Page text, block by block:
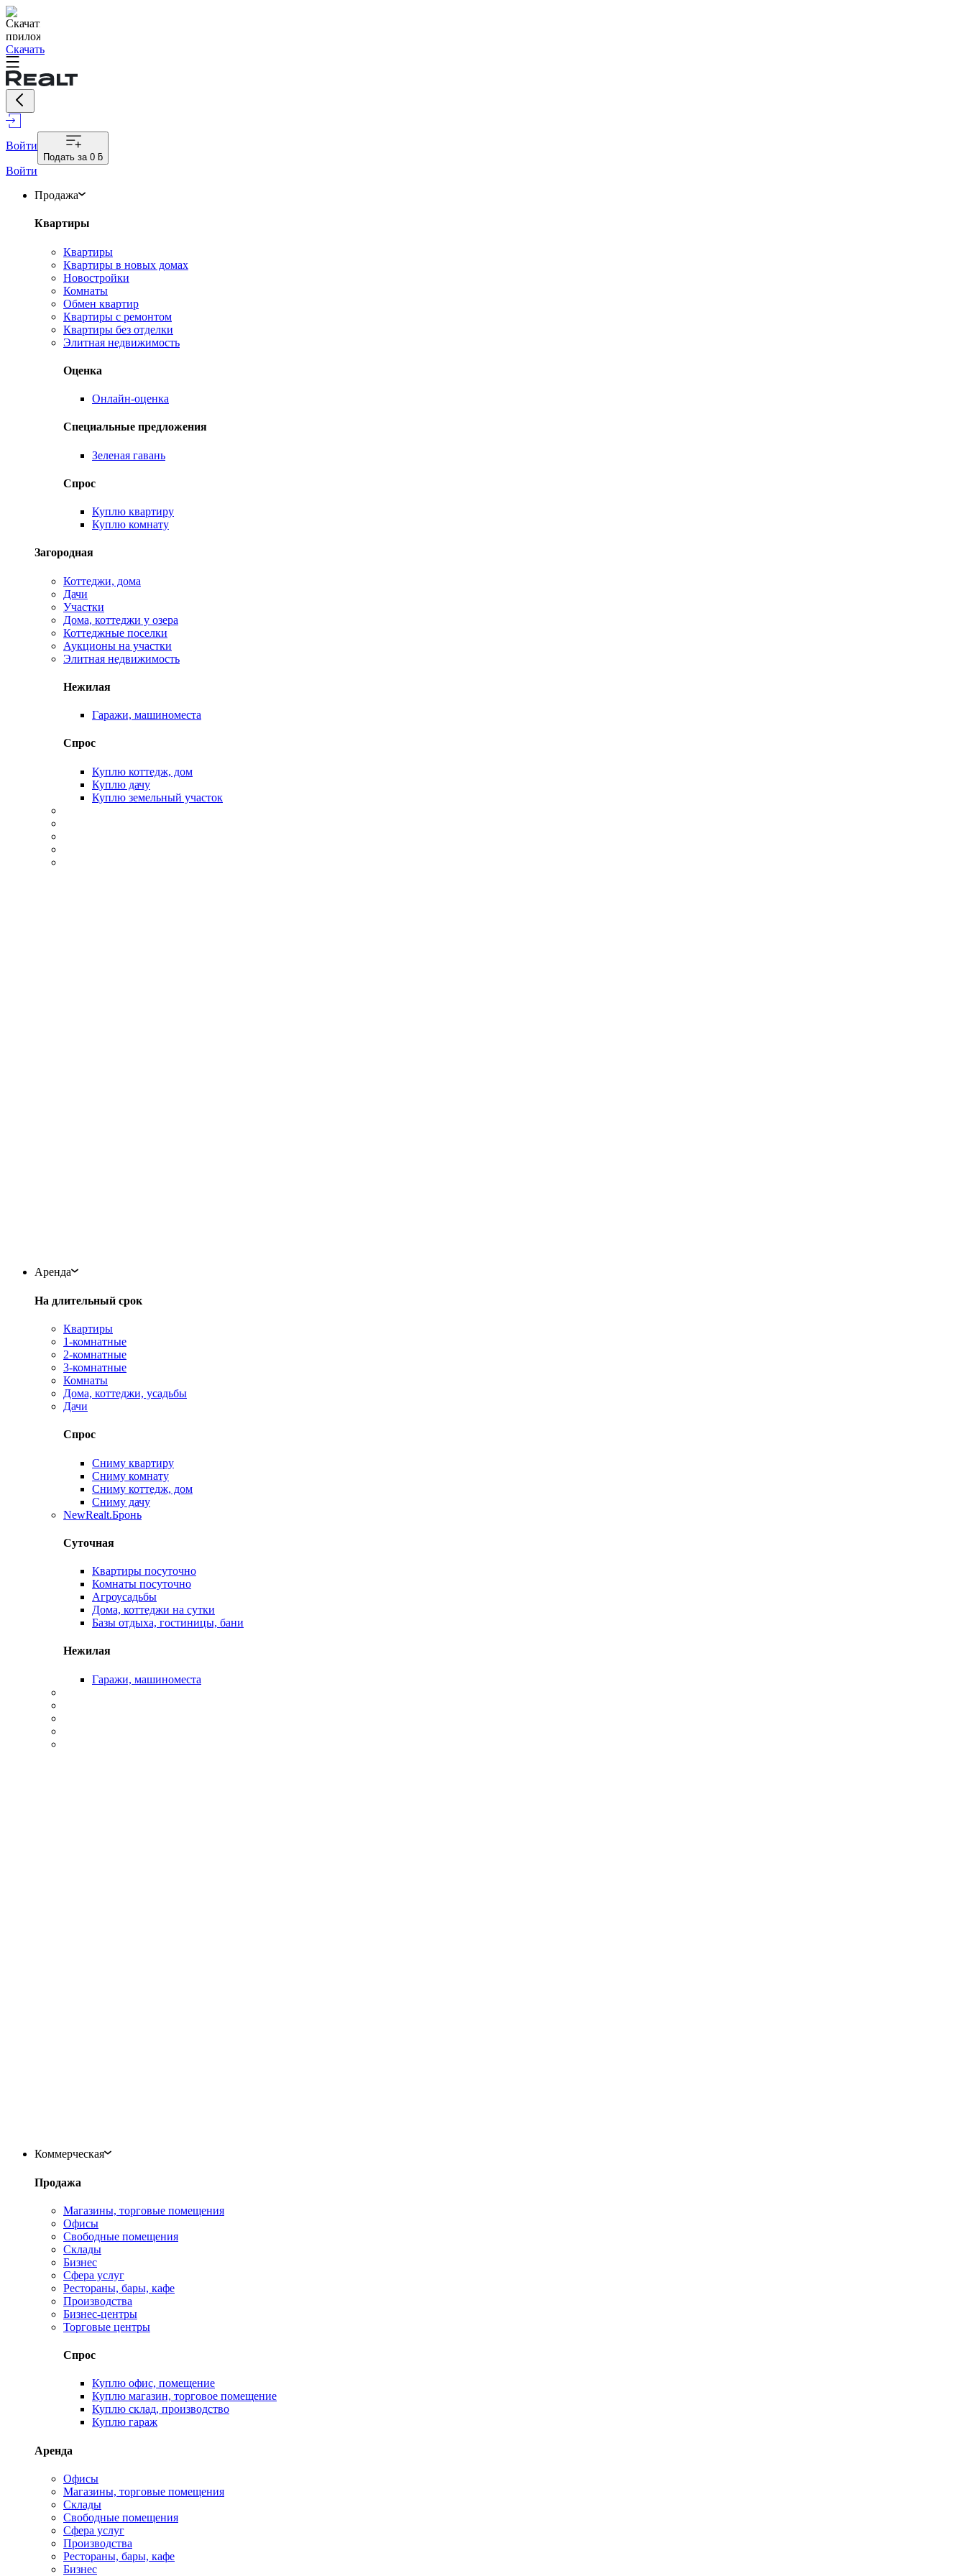
Скачать
Войти
Подать за 0 ƃ
Войти
Продажа
Квартиры
Квартиры
Квартиры в новых домах
Новостройки
Комнаты
Обмен квартир
Квартиры с ремонтом
Квартиры без отделки
Элитная недвижимость
Оценка
Онлайн-оценка
Специальные предложения
Зеленая гавань
Спрос
Куплю квартиру
Куплю комнату
Загородная
Коттеджи, дома
Дачи
Участки
Дома, коттеджи у озера
Коттеджные поселки
Аукционы на участки
Элитная недвижимость
Нежилая
Гаражи, машиноместа
Спрос
Куплю коттедж, дом
Куплю дачу
Куплю земельный участок
Аренда
На длительный срок
Квартиры
1-комнатные
2-комнатные
3-комнатные
Комнаты
Дома, коттеджи, усадьбы
Дачи
Спрос
Сниму квартиру
Сниму комнату
Сниму коттедж, дом
Сниму дачу
NewRealt.Бронь
Суточная
Квартиры посуточно
Комнаты посуточно
Агроусадьбы
Дома, коттеджи на сутки
Базы отдыха, гостиницы, бани
Нежилая
Гаражи, машиноместа
Коммерческая
Продажа
Магазины, торговые помещения
Офисы
Свободные помещения
Склады
Бизнес
Сфера услуг
Рестораны, бары, кафе
Производства
Бизнес-центры
Торговые центры
Спрос
Куплю офис, помещение
Куплю магазин, торговое помещение
Куплю склад, производство
Куплю гараж
Аренда
Офисы
Магазины, торговые помещения
Склады
Свободные помещения
Сфера услуг
Производства
Рестораны, бары, кафе
Бизнес